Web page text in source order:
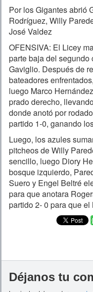
Por los Gigantes abrió
Rodríguez, Willy
José Valdez
OFENSIVA: El Licey
parte baja del
Gaviglio. Después de
bateadores
luego Marco
prado derecho,
donde anotó por
partido 1-0, ganando
Luego, los azules
pitcheos de Willy
sencillo, luego Diory
bosque izquierdo,
Suero y Engel Beltré
para que anotara
partido 2- 0 para que
Déjanos tu